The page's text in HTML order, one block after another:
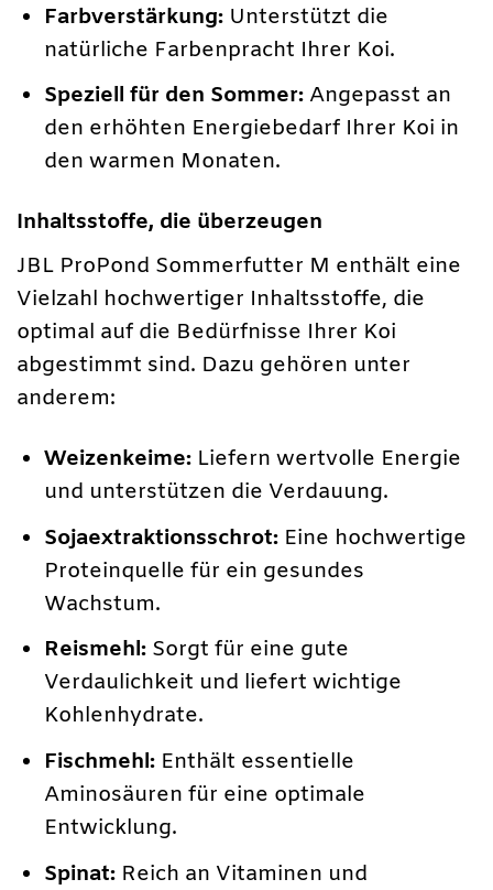
Farbverstärkung: Unterstützt die
natürliche Farbenpracht Ihrer Koi.
Speziell für den Sommer: Angepasst an
den erhöhten Energiebedarf Ihrer Koi in
den warmen Monaten.
Inhaltsstoffe, die überzeugen
JBL ProPond Sommerfutter M enthält eine
Vielzahl hochwertiger Inhaltsstoffe, die
optimal auf die Bedürfnisse Ihrer Koi
abgestimmt sind. Dazu gehören unter
anderem:
Weizenkeime: Liefern wertvolle Energie
und unterstützen die Verdauung.
Sojaextraktionsschrot: Eine hochwertige
Proteinquelle für ein gesundes
Wachstum.
Reismehl: Sorgt für eine gute
Verdaulichkeit und liefert wichtige
Kohlenhydrate.
Fischmehl: Enthält essentielle
Aminosäuren für eine optimale
Entwicklung.
Spinat: Reich an Vitaminen und